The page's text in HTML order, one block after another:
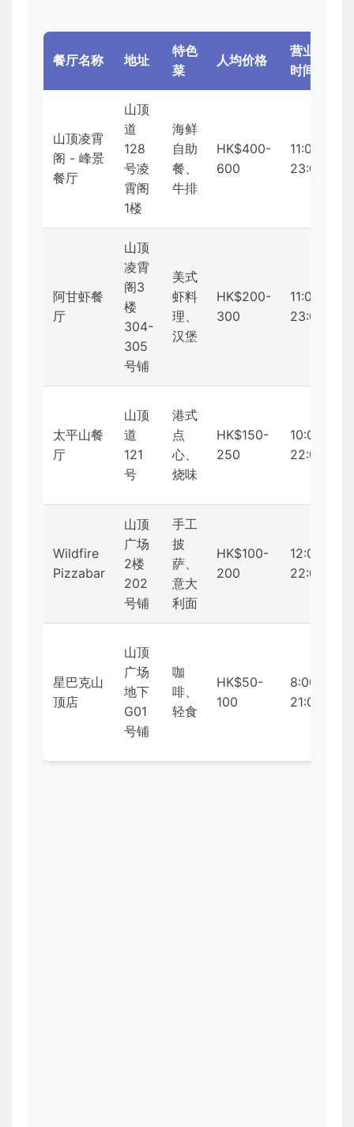
餐厅名称 地址
特色
菜
人均价格
营业
时间
山顶凌霄
阁 - 峰景
餐厅
山顶
道
128
号凌
霄阁
1楼
海鲜
自助
餐、
牛排
HK$400-
600
11:00-
23:00
阿甘虾餐
厅
山顶
凌霄
阁3
楼
304-
305
号铺
美式
虾料
理、
汉堡
HK$200-
300
11:00-
23:00
太平山餐
厅
山顶
道
121
号
港式
点
心、
烧味
HK$150-
250
10:00-
22:00
Wildfire
Pizzabar
山顶
广场
2楼
202
号铺
手工
披
萨、
意大
利面
HK$100-
200
12:00-
22:00
星巴克山
顶店
山顶
广场
地下
G01
号铺
咖
啡、
轻食
HK$50-
100
8:00-
21:00